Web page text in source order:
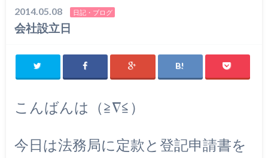
2014.05.08 日記・ブログ
会社設立日
こんばんは（≧∇≦）
今日は法務局に定款と登記申請書を